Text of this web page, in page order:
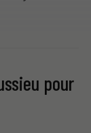
pour